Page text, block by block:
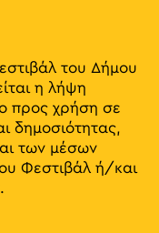
του Δήμου
η λήψη
προς χρήση σε
δημοσιότητας,
των μέσων
Φεστιβάλ ή/και